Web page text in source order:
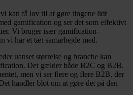
kan få lov til at gøre tingene lidt
gamification og ser det som effektivt
Vi bruger især gamification-
vi har et tæt samarbejde med.
uanset størrelse og branche kan
Det gælder både B2C og B2B.
men vi ser flere og flere B2B, der
handler blot om at gøre det på den